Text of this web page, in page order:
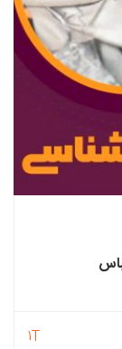
1T